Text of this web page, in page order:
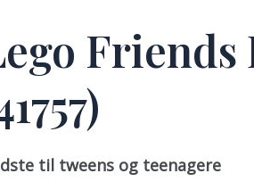
Friends
til tweens og teenagere